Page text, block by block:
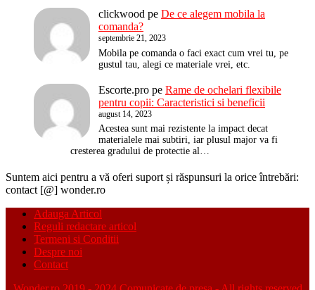
clickwood pe De ce alegem mobila la
comanda?
septembrie 21, 2023
Mobila pe comanda o faci exact cum vrei tu, pe
gustul tau, alegi ce materiale vrei, etc.
Escorte.pro pe Rame de ochelari flexibile
pentru copii: Caracteristici si beneficii
august 14, 2023
Acestea sunt mai rezistente la impact decat
materialele mai subtiri, iar plusul major va fi
cresterea gradului de protectie al…
Suntem aici pentru a vă oferi suport și răspunsuri la orice întrebări:
contact [@] wonder.ro
Adauga Articol
Reguli redactare articol
Termeni si Conditii
Despre noi
Contact